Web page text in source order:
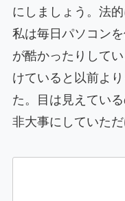
にしましょう。法
私は毎日パソコン
が酷かったりして
けていると以前よ
た。目は見えてい
非大事にしていただ